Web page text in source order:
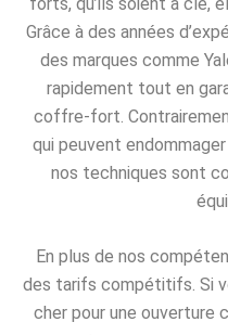
Grâce à des années
des marques comme
rapidement tout en
coffre-fort.
qui peuvent
nos techniques sont
En plus de nos
des tarifs compétitifs. Si
cher pour une ouverture